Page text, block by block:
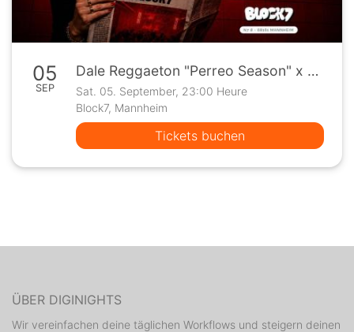
05
SEP
Dale Reggaeton "Perreo Season" x Block7 Mannheim / Sa 05.09.26
Sat. 05. September, 23:00 Heure
Block7, Mannheim
Tickets buchen
ÜBER DIGINIGHTS
Wir vereinfachen deine täglichen Workflows und steigern deinen